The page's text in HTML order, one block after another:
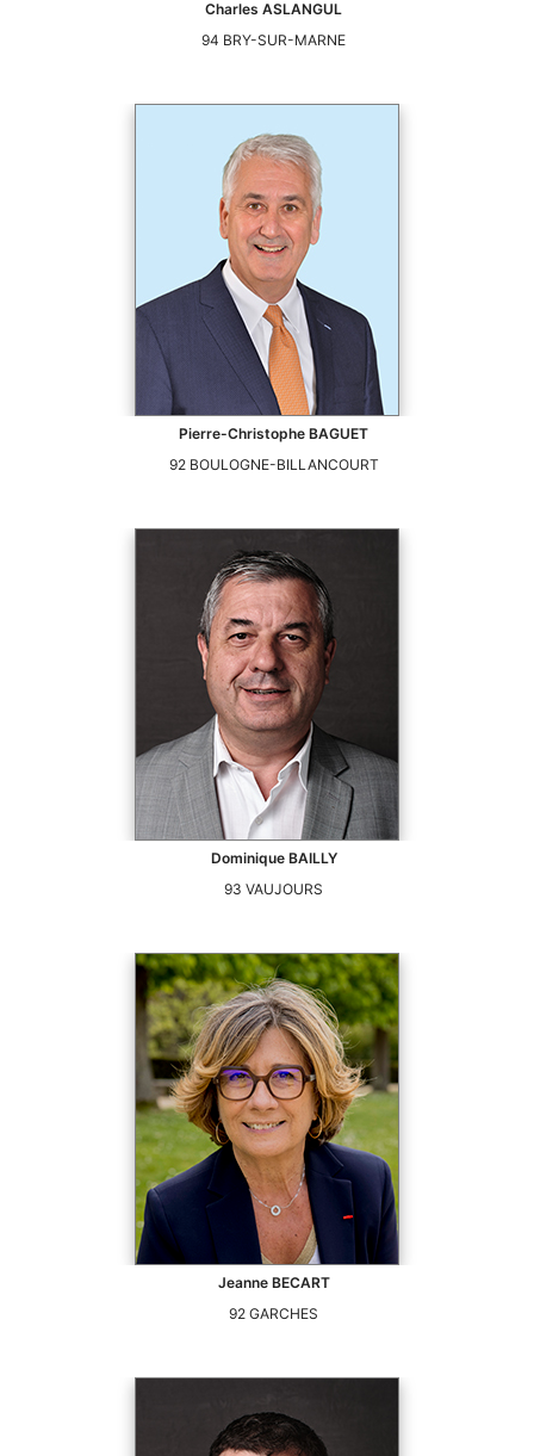
Charles ASLANGUL
94 BRY-SUR-MARNE
Pierre-Christophe BAGUET
92 BOULOGNE-BILLANCOURT
Dominique BAILLY
93 VAUJOURS
Jeanne BECART
92 GARCHES